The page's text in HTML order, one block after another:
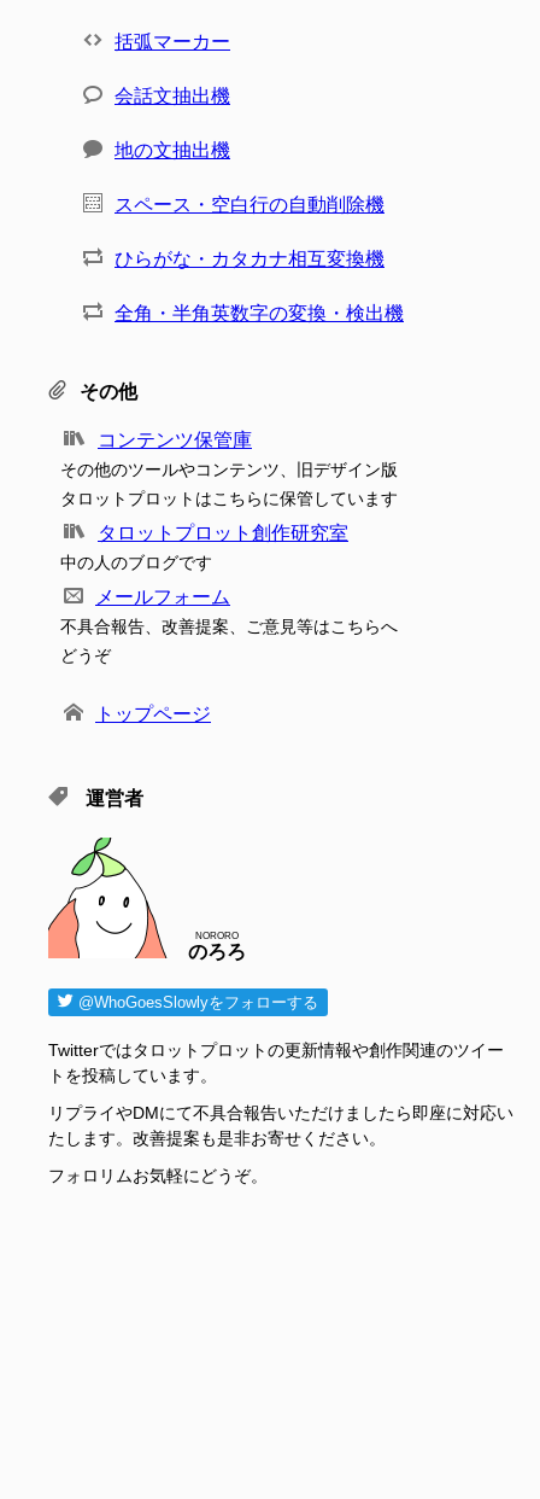
括弧マーカー
会話文抽出機
地の文抽出機
スペース・空白行の自動削除機
ひらがな・カタカナ相互変換機
全角・半角英数字の変換・検出機
その他
コンテンツ保管庫
その他のツールやコンテンツ、旧デザイン版
タロットプロットはこちらに保管しています
タロットプロット創作研究室
中の人のブログです
メールフォーム
不具合報告、改善提案、ご意見等はこちらへ
どうぞ
トップページ
運営者
のろろ
NORORO
@WhoGoesSlowlyをフォローする
Twitterではタロットプロットの更新情報や創作関連のツイー
トを投稿しています。
リプライやDMにて不具合報告いただけましたら即座に対応い
たします。改善提案も是非お寄せください。
フォロリムお気軽にどうぞ。